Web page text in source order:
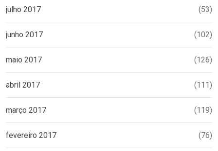
julho 2017 (53)
junho 2017 (102)
maio 2017 (126)
abril 2017 (111)
março 2017 (119)
fevereiro 2017 (76)